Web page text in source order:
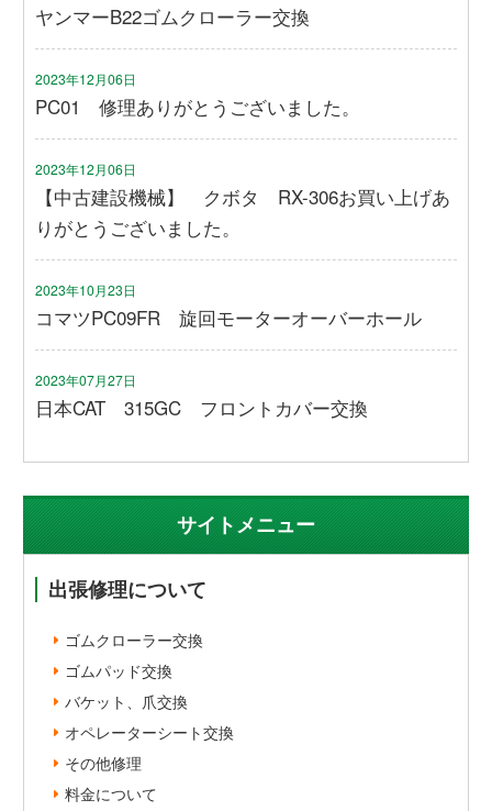
ヤンマーB22ゴムクローラー交換
2023年12月06日
PC01 修理ありがとうございました。
2023年12月06日
【中古建設機械】 クボタ RX-306お買い上げあ
りがとうございました。
2023年10月23日
コマツPC09FR 旋回モーターオーバーホール
2023年07月27日
日本CAT 315GC フロントカバー交換
サイトメニュー
出張修理について
ゴムクローラー交換
ゴムパッド交換
バケット、爪交換
オペレーターシート交換
その他修理
料金について